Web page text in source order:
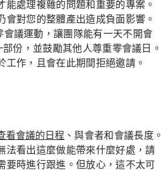
處理複雜的問題和重要的專案。
對您的整體產出造成負面影響。
會議運動，讓團隊能有一天不開會
份，並鼓勵其他人尊重零會議日。
作，且會在此期間拒絕邀請。
看會議的日程 、與會者和會議長度。
法看出這麼做能帶來什麼好處，請
要時進行跟進。但放心，這不太可